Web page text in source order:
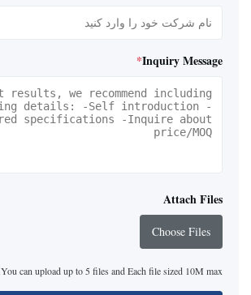
Inquiry Message
*
Attach Files
Choose Files
You can upload up to 5 files and Each file sized 10M max.